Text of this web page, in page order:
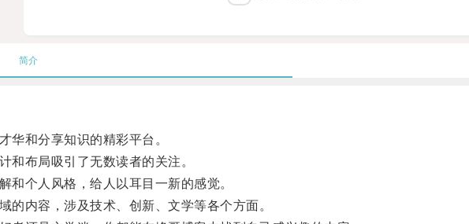
简介
和分享知识的精彩平台。
布局吸引了无数读者的关注。
个人风格，给人以耳目一新的感觉。
内容，涉及技术、创新、文学等各个方面。